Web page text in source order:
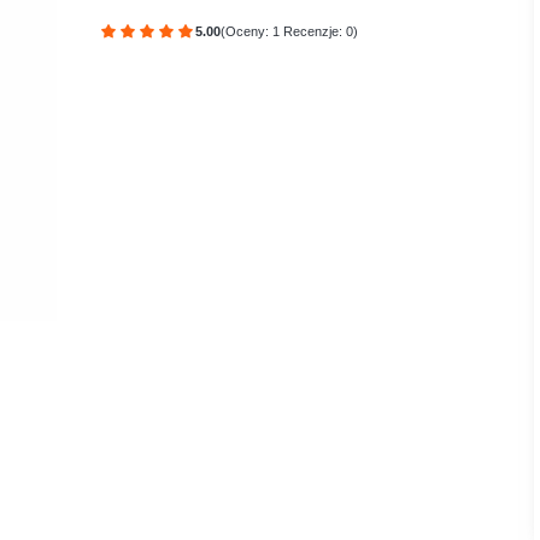
5.00(Oceny: 1 Recenzje: 0)
Przejdź do sekcji Opinie